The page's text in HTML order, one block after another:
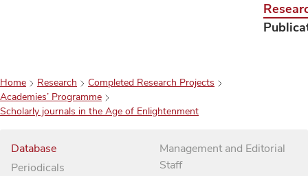
Home Research
Completed Research Projects
Academies’ Programme
Scholarly journals in the Age of Enlightenment
Database
Periodicals
Management and Editorial
Staff